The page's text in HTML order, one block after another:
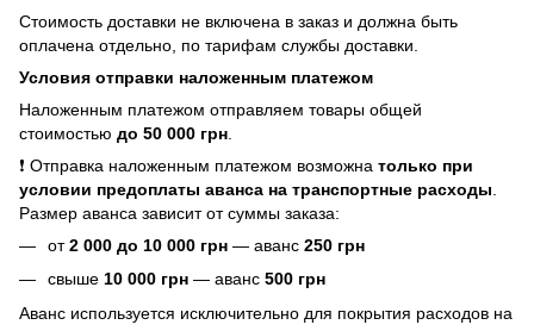
Стоимость доставки не включена в заказ и должна быть
оплачена отдельно, по тарифам службы доставки.
Условия отправки наложенным платежом
Наложенным платежом отправляем товары общей
стоимостью до 50 000 грн
❗ Отправка наложенным платежом возможна только при
условии предоплаты аванса на транспортные расходы
Размер аванса зависит от суммы заказа:
от2 000 до 10 000 грн — аванс 250 грн
свыше 10 000 грн — аванс 500 грн
Аванс используется исключительно для покрытия расходов на